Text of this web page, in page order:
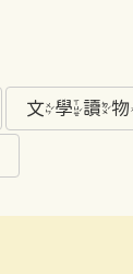
文學讀物